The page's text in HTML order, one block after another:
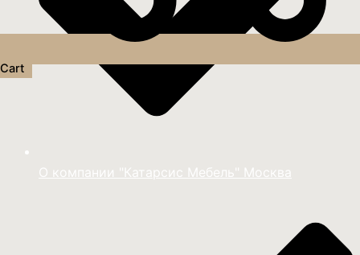
Cart
О компании "Катарсис Мебель" Москва